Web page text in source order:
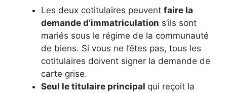
Les deux cotitulaires peuvent faire la
demande d’immatriculation s’ils sont
mariés sous le régime de la communauté
de biens. Si vous ne l’êtes pas, tous les
cotitulaires doivent signer la demande de
carte grise.
Seul le titulaire principal qui reçoit la